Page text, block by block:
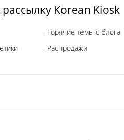
Korean Kiosk
- Горячие темы с блога
- Распродажи